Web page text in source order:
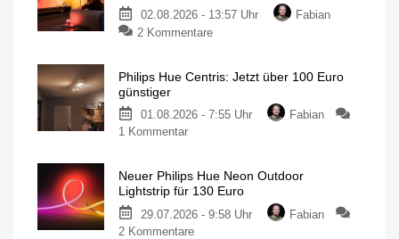
02.08.2026 - 13:57 Uhr
Fabian
2 Kommentare
Philips Hue Centris: Jetzt über 100 Euro
günstiger
01.08.2026 - 7:55 Uhr
Fabian
1 Kommentar
Neuer Philips Hue Neon Outdoor
Lightstrip für 130 Euro
29.07.2026 - 9:58 Uhr
Fabian
2 Kommentare